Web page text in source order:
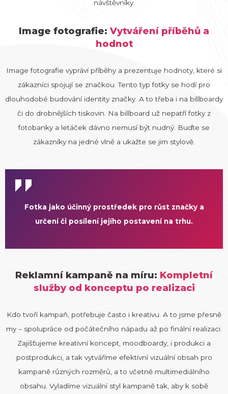
návštěvníky.
Image fotografie: Vytváření příběhů a
hodnot
Image fotografie vypráví příběhy a prezentuje hodnoty, které si
zákazníci spojují se značkou. Tento typ fotky se hodí pro
dlouhodobé budování identity značky. A to třeba i na billboardy
či do drobnějších tiskovin. Na billboard už nepatří fotky z
fotobanky a letáček dávno nemusí být nudný. Buďte se
zákazníky na jedné vlně a ukažte se jim stylově.
Fotka jako účinný prostředek pro růst značky a
určení či posílení jejího postavení na trhu.
Reklamní kampaně na míru: Kompletní
služby od konceptu po realizaci
Kdo tvoří kampaň, potřebuje často i kreativu. A to jsme přesně
my – spolupráce od počátečního nápadu až po finální realizaci.
Zajišťujeme kreativní koncept, moodboardy, i produkci a
postprodukci, a tak vytváříme efektivní vizuální obsah pro
kampaně různých rozměrů, a to včetně multimediálního
obsahu. Vyladíme vizuální styl kampaně tak, aby k sobě